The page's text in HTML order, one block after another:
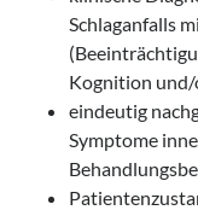
Schlaganfalls
Kognition und/
eindeutig
Symptome